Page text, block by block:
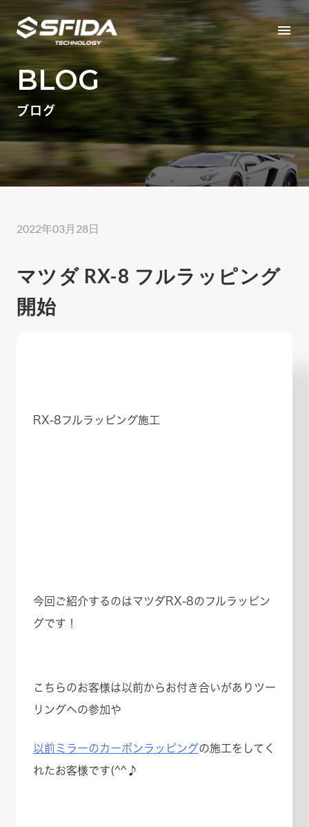
menu
BLOG
ブログ
2022年03月28日
マツダ RX-8 フルラッピング
開始
RX-8フルラッピング施工
今回ご紹介するのはマツダRX-8のフルラッピン
グです！
こちらのお客様は以前からお付き合いがありツー
リングへの参加や
以前ミラーのカーボンラッピングの施工をしてく
れたお客様です(^^♪